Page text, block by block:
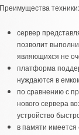
техники:
сервер
позволит
являющихся не
платформа
нуждаются в
по сравнению с
нового сервера
устройство
в памяти